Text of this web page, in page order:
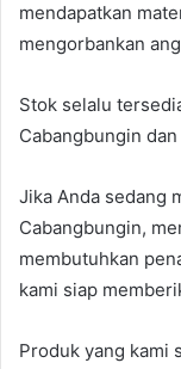
mendapatkan
mengorbankan
Stok selalu
Cabangbungin
Jika Anda sedang
Cabangbungin,
membutuhkan
kami siap
Produk yang kami